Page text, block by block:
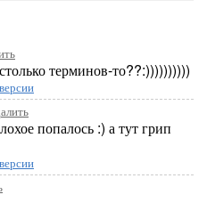
терминов-то??:))))))))))
попалось :) а тут грип